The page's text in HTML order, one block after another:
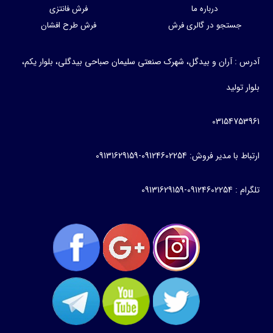
در گالری فرش
فرش فانتزی
فرش طرح افشان
آران و بیدگل، شهرک صنعتی سلیمان صباحی بیدگلی، بلوار یکم،
فروش: 09124602254-09131629159